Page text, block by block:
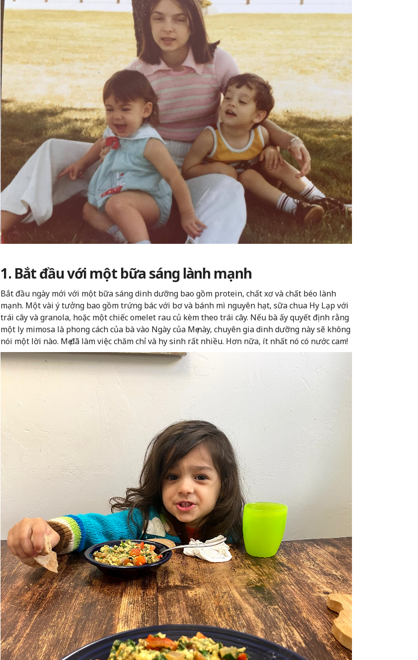
1. Bắt đầu với một bữa sáng lành mạnh
Bắt đầu ngày mới với một bữa sáng dinh dưỡng bao gồm protein, chất xơ và chất béo lành
mạnh. Một vài ý tưởng bao gồm trứng bác với bơ và bánh mì nguyên hạt, sữa chua Hy Lạp với
trái cây và granola, hoặc một chiếc omelet rau củ kèm theo trái cây. Nếu bà ấy quyết định rằng
một ly mimosa là phong cách của bà vào Ngày của Mẹ này, chuyên gia dinh dưỡng này sẽ không
nói một lời nào. Mẹ đã làm việc chăm chỉ và hy sinh rất nhiều. Hơn nữa, ít nhất nó có nước cam!